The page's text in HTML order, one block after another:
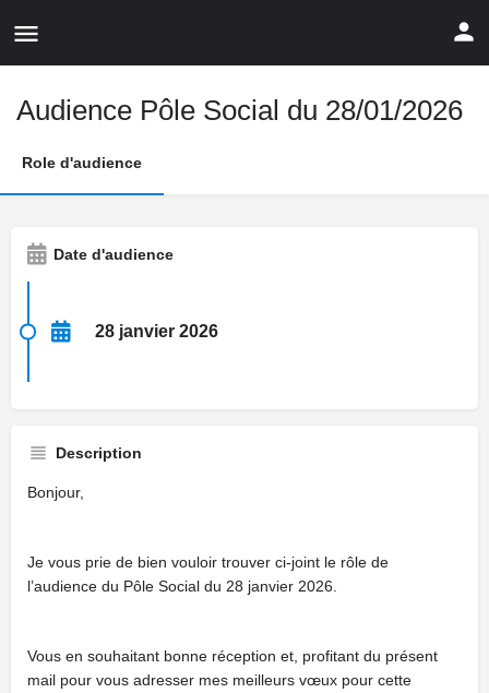
Audience Pôle Social du 28/01/2026
Role d'audience
Date d'audience
28 janvier 2026
Description
Bonjour,
Je vous prie de bien vouloir trouver ci-joint le rôle de
l’audience du Pôle Social du 28 janvier 2026.
Vous en souhaitant bonne réception et, profitant du présent
mail pour vous adresser mes meilleurs vœux pour cette